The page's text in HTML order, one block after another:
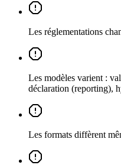
Les réglementations
Les modèles varient :
déclaration (reporting),
Les formats diffèrent